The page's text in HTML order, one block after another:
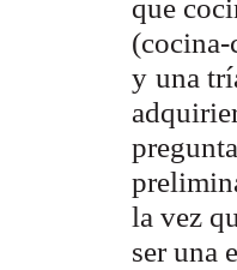
que
y una
la vez
ser una